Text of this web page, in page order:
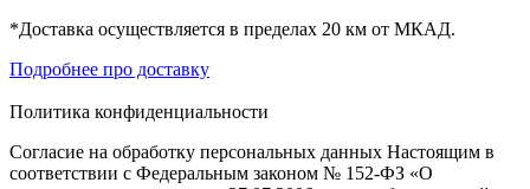
*Доставка осуществляется в пределах 20 км от МКАД.
Подробнее про доставку
Политика конфиденциальности
Согласие на обработку персональных данных Настоящим в
соответствии с Федеральным законом № 152-ФЗ «О